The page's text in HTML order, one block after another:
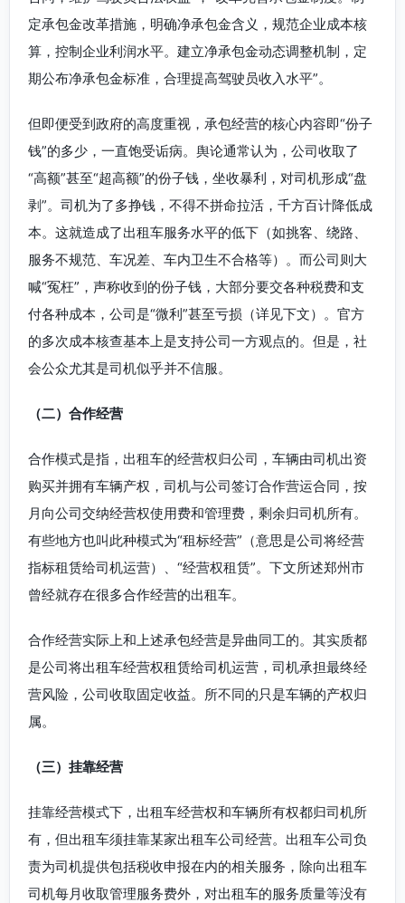
定承包金改革措施，明确净承包金含义，规范企业成本核
算，控制企业利润水平。建立净承包金动态调整机制，定
期公布净承包金标准，合理提高驾驶员收入水平”。
但即便受到政府的高度重视，承包经营的核心内容即“份子
钱”的多少，一直饱受诟病。舆论通常认为，公司收取了
“高额”甚至“超高额”的份子钱，坐收暴利，对司机形成“盘
剥”。司机为了多挣钱，不得不拼命拉活，千方百计降低成
本。这就造成了出租车服务水平的低下（如挑客、绕路、
服务不规范、车况差、车内卫生不合格等）。而公司则大
喊“冤枉”，声称收到的份子钱，大部分要交各种税费和支
付各种成本，公司是“微利”甚至亏损（详见下文）。官方
的多次成本核查基本上是支持公司一方观点的。但是，社
会公众尤其是司机似乎并不信服。
（二）合作经营
合作模式是指，出租车的经营权归公司，车辆由司机出资
购买并拥有车辆产权，司机与公司签订合作营运合同，按
月向公司交纳经营权使用费和管理费，剩余归司机所有。
有些地方也叫此种模式为“租标经营”（意思是公司将经营
指标租赁给司机运营）、“经营权租赁”。下文所述郑州市
曾经就存在很多合作经营的出租车。
合作经营实际上和上述承包经营是异曲同工的。其实质都
是公司将出租车经营权租赁给司机运营，司机承担最终经
营风险，公司收取固定收益。所不同的只是车辆的产权归
属。
（三）挂靠经营
挂靠经营模式下，出租车经营权和车辆所有权都归司机所
有，但出租车须挂靠某家出租车公司经营。出租车公司负
责为司机提供包括税收申报在内的相关服务，除向出租车
司机每月收取管理服务费外，对出租车的服务质量等没有